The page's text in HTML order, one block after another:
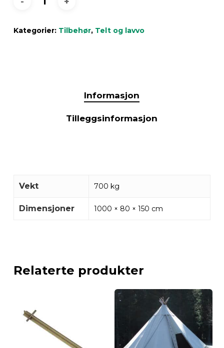
Kategorier: Tilbehør, Telt og lavvo
Informasjon
Tilleggsinformasjon
Vekt 700 kg
Dimensjoner 1000 × 80 × 150 cm
Relaterte produkter